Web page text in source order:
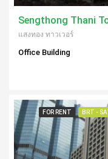
Sengthong Thani
แสงทอง ทาวเวอร์
Office Building
FOR RENT BRT -